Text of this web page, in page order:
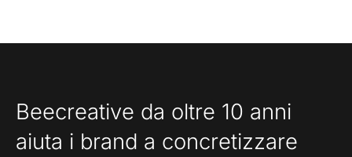
Beecreative da oltre 10 anni
aiuta i brand a concretizzare